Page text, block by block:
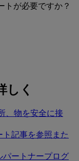
トが必要ですか？
しく
、物を安全に接
ト記事を参照また
パートナープログ